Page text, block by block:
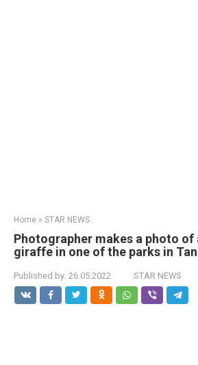
Home » STAR NEWS
Photographer makes a photo of
giraffe in one of the parks in
Published by: 26.05.2022 STAR NEWS